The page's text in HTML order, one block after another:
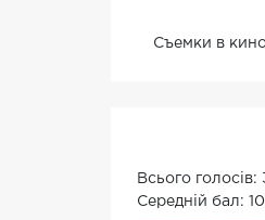
Съемки в
Всього голосів:
Середній бал: 10